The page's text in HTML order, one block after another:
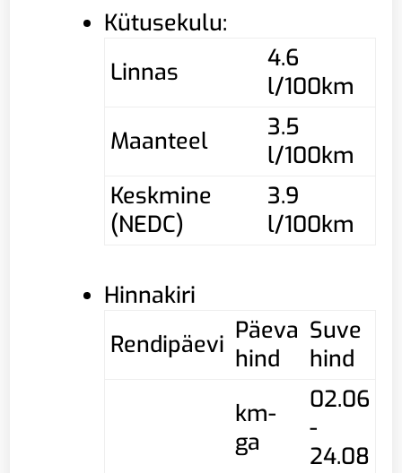
Kütusekulu:
Linnas
4.6
l/100km
Maanteel
3.5
l/100km
Keskmine
(NEDC)
3.9
l/100km
Hinnakiri
Rendipäevi Päeva
hind
Suve
hind
km-
ga
02.06
-
24.08